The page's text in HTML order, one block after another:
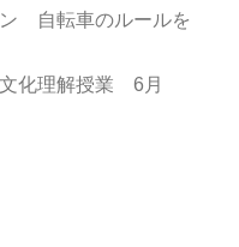
ン 自転車のルールを
化理解授業 6月